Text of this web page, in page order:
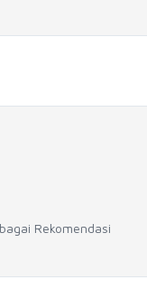
Rekomendasi